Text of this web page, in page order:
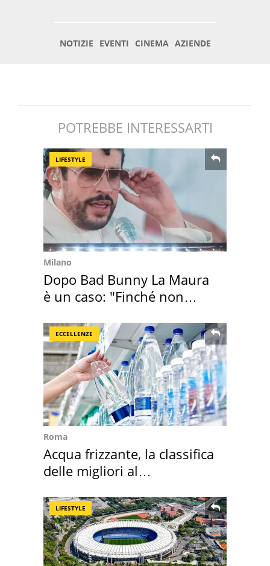
POTREBBE INTERESSARTI
LIFESTYLE
Milano
Dopo Bad Bunny La Maura
è un caso: "Finché non
ECCELLENZE
Roma
Acqua frizzante, la classifica
delle migliori al
LIFESTYLE